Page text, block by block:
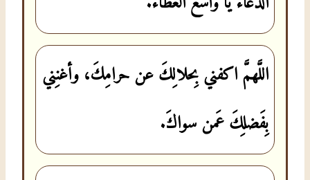
اللَّهمَّ اكفني بِحلالِكَ عن حرامِكَ، وأغنِني
بِفَضلِكَ عَمن سواكَ.